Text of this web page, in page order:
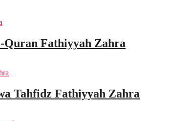
Quran Fathiyyah Zahra
Tahfidz Fathiyyah Zahra